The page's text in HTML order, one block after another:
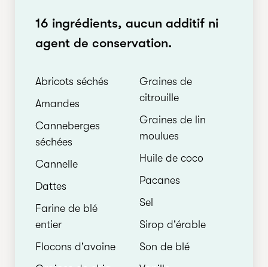
16 ingrédients, aucun additif ni
agent de conservation.
Abricots séchés
Amandes
Canneberges
séchées
Cannelle
Dattes
Farine de blé
entier
Flocons d'avoine
Graines de
citrouille
Graines de lin
moulues
Huile de coco
Pacanes
Sel
Sirop d'érable
Son de blé